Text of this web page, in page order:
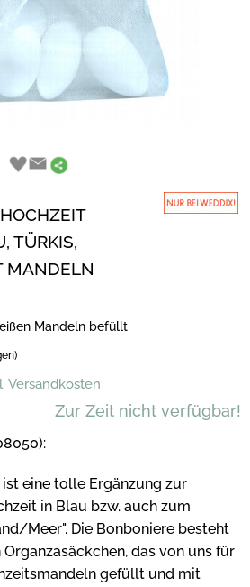
TÜRKIS,
MANDELN
Mandeln befüllt
Versandkosten
Zur Zeit nicht verfügbar!
ist eine tolle Ergänzung zur
in Blau bzw. auch zum
Meer". Die Bonboniere besteht
das von uns für
gefüllt und mit